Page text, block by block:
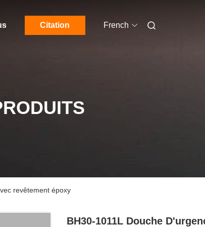
Citation French
revêtement époxy
BH30-1011L Douche